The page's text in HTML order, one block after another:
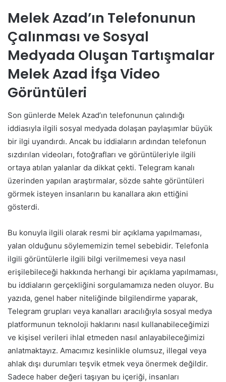
Melek Azad’ın Telefonunun
Çalınması ve Sosyal
Medyada Oluşan Tartışmalar
Melek Azad İfşa Video
Görüntüleri
Son günlerde Melek Azad’ın telefonunun çalındığı
iddiasıyla ilgili sosyal medyada dolaşan paylaşımlar büyük
bir ilgi uyandırdı. Ancak bu iddiaların ardından telefonun
sızdırılan videoları, fotoğrafları ve görüntüleriyle ilgili
ortaya atılan yalanlar da dikkat çekti. Telegram kanalı
üzerinden yapılan araştırmalar, sözde sahte görüntüleri
görmek isteyen insanların bu kanallara akın ettiğini
gösterdi.
Bu konuyla ilgili olarak resmi bir açıklama yapılmaması,
yalan olduğunu söylememizin temel sebebidir. Telefonla
ilgili görüntülerle ilgili bilgi verilmemesi veya nasıl
erişilebileceği hakkında herhangi bir açıklama yapılmaması,
bu iddiaların gerçekliğini sorgulamamıza neden oluyor. Bu
yazıda, genel haber niteliğinde bilgilendirme yaparak,
Telegram grupları veya kanalları aracılığıyla sosyal medya
platformunun teknoloji haklarını nasıl kullanabileceğimizi
ve kişisel verileri ihlal etmeden nasıl anlayabileceğimizi
anlatmaktayız. Amacımız kesinlikle olumsuz, illegal veya
ahlak dışı durumları teşvik etmek veya önermek değildir.
Sadece haber değeri taşıyan bu içeriği, insanları